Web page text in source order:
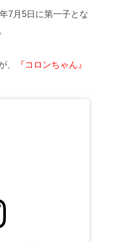
7月5日に第一子とな
、
『コロンちゃん』